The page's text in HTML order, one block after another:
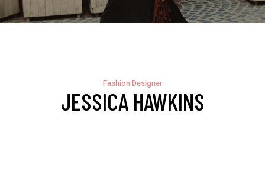
Fashion Designer
JESSICA HAWKINS